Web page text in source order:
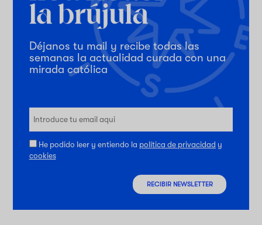
Déjanos tu mail y recibe todas las
semanas la actualidad curada con una
mirada católica
He podido leer y entiendo la política de privacidad y
cookies
RECIBIR NEWSLETTER